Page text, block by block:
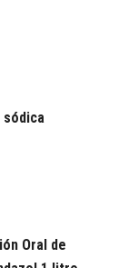
sódica
Oral de